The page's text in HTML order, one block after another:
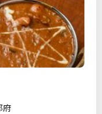
府